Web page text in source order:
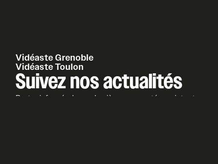
Vidéaste Grenoble
Vidéaste Toulon
Suivez nos actualités
Restez informés de nos dernières nouveautés, projets et